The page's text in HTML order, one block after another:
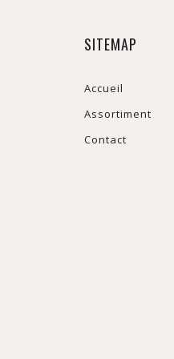
SITEMAP
Accueil
Assortiment
Contact